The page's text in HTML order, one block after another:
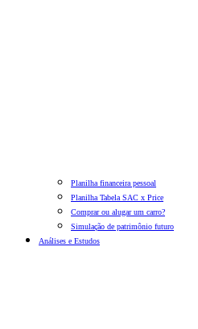
Planilha financeira pessoal
Planilha Tabela SAC x Price
Comprar ou alugar um carro?
Simulação de patrimônio futuro
Análises e Estudos